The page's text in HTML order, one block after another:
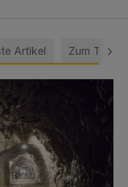
Artikel Zum Thema